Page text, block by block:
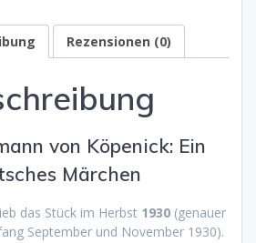
Rezensionen (0)
von Köpenick: Ein
Märchen
das Stück im Herbst 1930(genauer
September und November 1930).